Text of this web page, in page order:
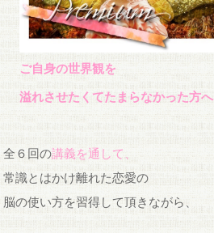
ご自身の世界観を
溢れさせたくてたまらなかった方へ
全６回の講義を通して、
常識とはかけ離れた恋愛の
脳の使い方を習得して頂きながら、